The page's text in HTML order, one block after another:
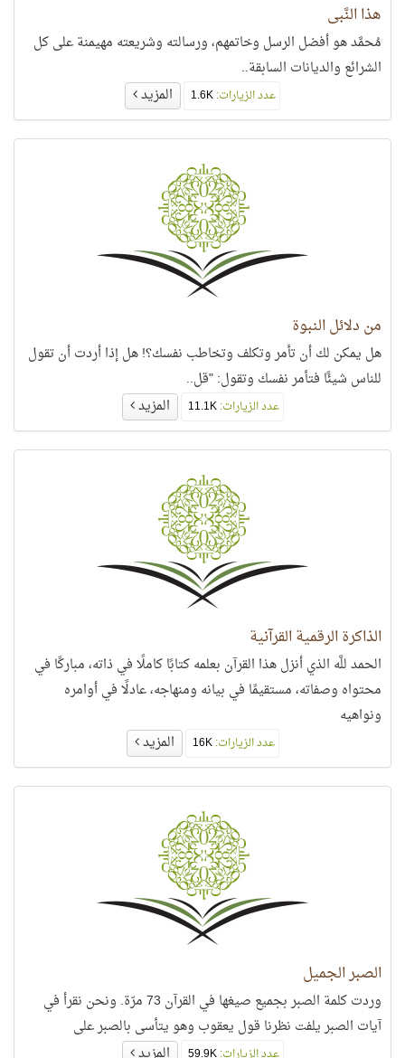
هذا النَّبي
مُحمَّد هو أفضل الرسل وخاتمهم، ورسالته وشريعته مهيمنة على كل
الشرائع والديانات السابقة..
عدد الزيارات: المزيد
من دلائل النبوة
هل يمكن لك أن تأمر وتكلف وتخاطب نفسك؟! هل إذا أردت أن تقول
للناس شيئًا فتأمر نفسك وتقول: "قل..
عدد الزيارات:11.1K المزيد
الذاكرة الرقمية القرآنية
الحمد للَّه الذي أنزل هذا القرآن بعلمه كتابًا كاملًا في ذاته، مباركًا في
محتواه وصفاته، مستقيمًا في بيانه ومنهاجه، عادلًا في أوامره
ونواهيه
عدد الزيارات:16K المزيد
الصبر الجميل
وردت كلمة الصبر بجميع صيغها في القرآن 73 مرّة. ونحن نقرأ في
آيات الصبر يلفت نظرنا قول يعقوب وهو يتأسى بالصبر على